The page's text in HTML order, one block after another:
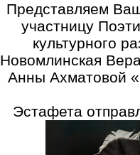
Представляем
участницу
культурного
Новомлинская
Анны Ахматовой
Эстафета